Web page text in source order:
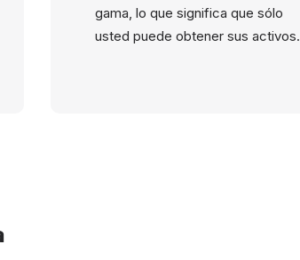
gama, lo que significa que sólo
usted puede obtener sus activos.